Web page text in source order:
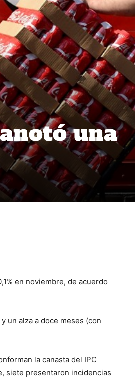
una
en noviembre, de acuerdo
un alza a doce meses (con
la canasta del IPC
siete presentaron incidencias